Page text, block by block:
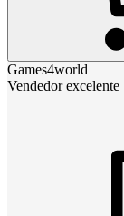
Games4world
Vendedor excelente